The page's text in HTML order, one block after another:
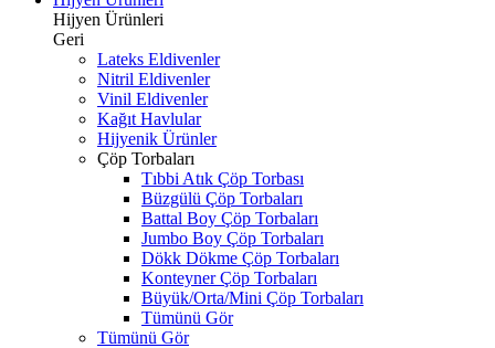
Hijyen Ürünleri
Geri
Lateks Eldivenler
Nitril Eldivenler
Vinil Eldivenler
Kağıt Havlular
Hijyenik Ürünler
Çöp Torbaları
Tıbbi Atık Çöp Torbası
Büzgülü Çöp Torbaları
Battal Boy Çöp Torbaları
Jumbo Boy Çöp Torbaları
Dökk Dökme Çöp Torbaları
Konteyner Çöp Torbaları
Büyük/Orta/Mini Çöp Torbaları
Tümünü Gör
Tümünü Gör